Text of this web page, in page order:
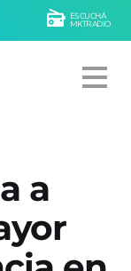
ESCUCHÁ
MKTRADIO
a